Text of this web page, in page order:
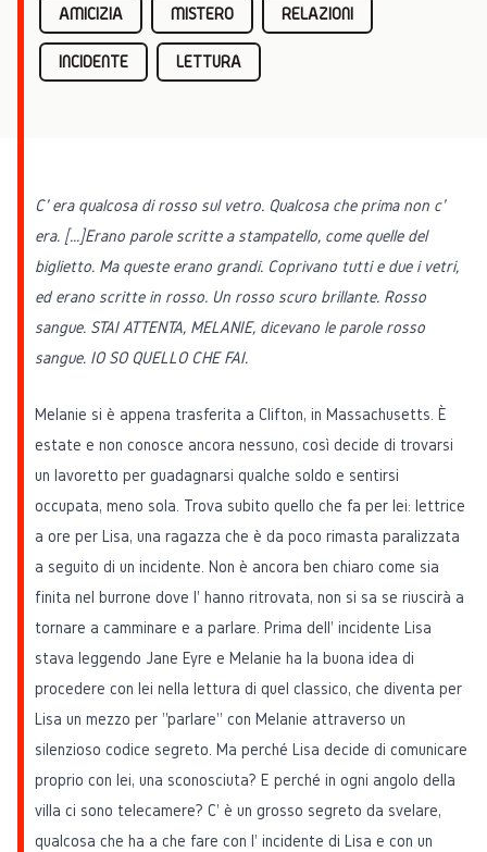
AMICIZIA MISTERO RELAZIONI
INCIDENTE LETTURA
C' era qualcosa di rosso sul vetro. Qualcosa che prima non c'
era. [...]Erano parole scritte a stampatello, come quelle del
biglietto. Ma queste erano grandi. Coprivano tutti e due i vetri,
ed erano scritte in rosso. Un rosso scuro brillante. Rosso
sangue. STAI ATTENTA, MELANIE, dicevano le parole rosso
sangue. IO SO QUELLO CHE FAI.
Melanie si è appena trasferita a Clifton, in Massachusetts. È
estate e non conosce ancora nessuno, così decide di trovarsi
un lavoretto per guadagnarsi qualche soldo e sentirsi
occupata, meno sola. Trova subito quello che fa per lei: lettrice
a ore per Lisa, una ragazza che è da poco rimasta paralizzata
a seguito di un incidente. Non è ancora ben chiaro come sia
finita nel burrone dove l' hanno ritrovata, non si sa se riuscirà a
tornare a camminare e a parlare. Prima dell' incidente Lisa
stava leggendo Jane Eyre e Melanie ha la buona idea di
procedere con lei nella lettura di quel classico, che diventa per
Lisa un mezzo per "parlare" con Melanie attraverso un
silenzioso codice segreto. Ma perché Lisa decide di comunicare
proprio con lei, una sconosciuta? E perché in ogni angolo della
villa ci sono telecamere? C' è un grosso segreto da svelare,
qualcosa che ha a che fare con l' incidente di Lisa e con un